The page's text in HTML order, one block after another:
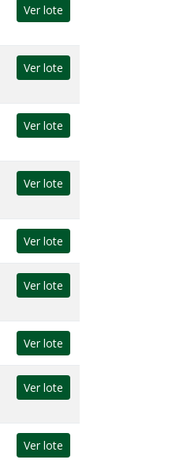
Ver lote
Ver lote
Ver lote
Ver lote
Ver lote
Ver lote
Ver lote
Ver lote
Ver lote